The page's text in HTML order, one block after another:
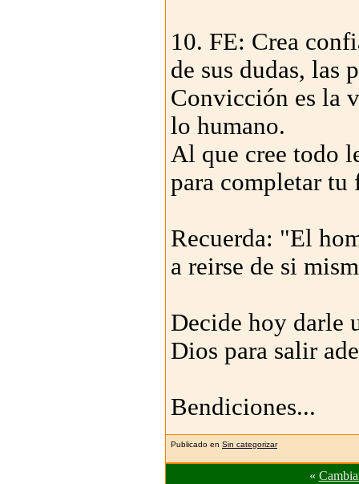
10. FE: Crea
de sus dudas, las
Convicción es la
lo humano.
Al que cree todo
para completar
Recuerda: "El
a reirse de si
Decide hoy darle
Dios para salir
Bendiciones...
Publicado en Sin categorizar
«